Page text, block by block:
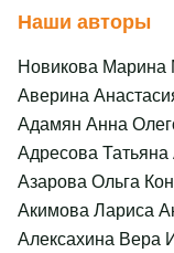
Наши авторы
Новикова Марина
Аверина
Адамян Анна
Адресова
Азарова Ольга
Акимова Лариса
Алексахина Вера